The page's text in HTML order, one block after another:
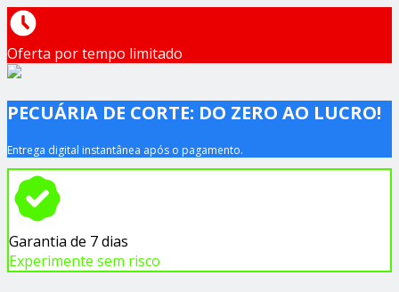
Oferta por tempo limitado
PECUÁRIA DE CORTE: DO ZERO AO LUCRO!
Entrega digital instantânea após o pagamento.
Garantia de 7 dias
Experimente sem risco